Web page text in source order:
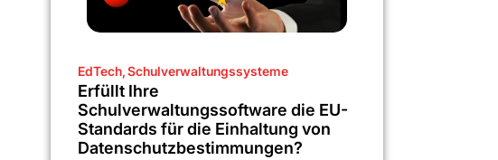
EdTech,Schulverwaltungssysteme
Erfüllt Ihre
Schulverwaltungssoftware die EU-
Standards für die Einhaltung von
Datenschutzbestimmungen?